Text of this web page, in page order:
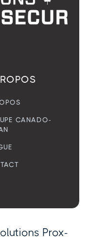
CANADO-
Prox-